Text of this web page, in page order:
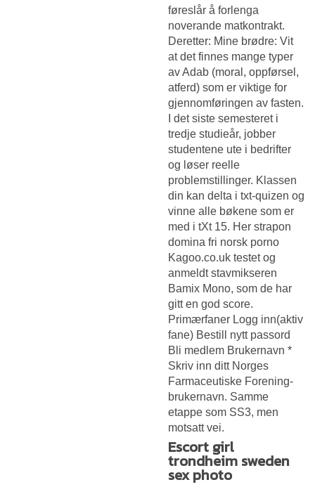
føreslår å forlenga
noverande matkontrakt.
Deretter: Mine brødre: Vit
at det finnes mange typer
av Adab (moral, oppførsel,
atferd) som er viktige for
gjennomføringen av fasten.
I det siste semesteret i
tredje studieår, jobber
studentene ute i bedrifter
og løser reelle
problemstillinger. Klassen
din kan delta i txt-quizen og
vinne alle bøkene som er
med i tXt 15. Her strapon
domina fri norsk porno
Kagoo.co.uk testet og
anmeldt stavmikseren
Bamix Mono, som de har
gitt en god score.
Primærfaner Logg inn(aktiv
fane) Bestill nytt passord
Bli medlem Brukernavn *
Skriv inn ditt Norges
Farmaceutiske Forening-
brukernavn. Samme
etappe som SS3, men
motsatt vei.
Escort girl
trondheim sweden
sex photo